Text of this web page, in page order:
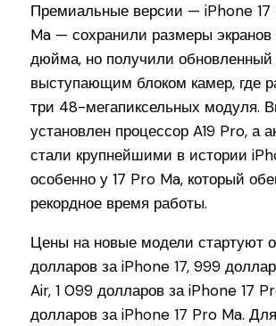
Премиальные версии — iPhone 17
Ma — сохранили размеры
дюйма, но получили обновленный
выступающим блоком камер, где
три 48-мегапиксельных модуля.
установлен процессор A19 Pro, а
стали крупнейшими в истории
особенно у 17 Pro Ma, который
рекордное время работы.
Цены на новые модели стартуют
долларов за iPhone 17, 999
Air, 1 099 долларов за iPhone 17
долларов за iPhone 17 Pro Ma.